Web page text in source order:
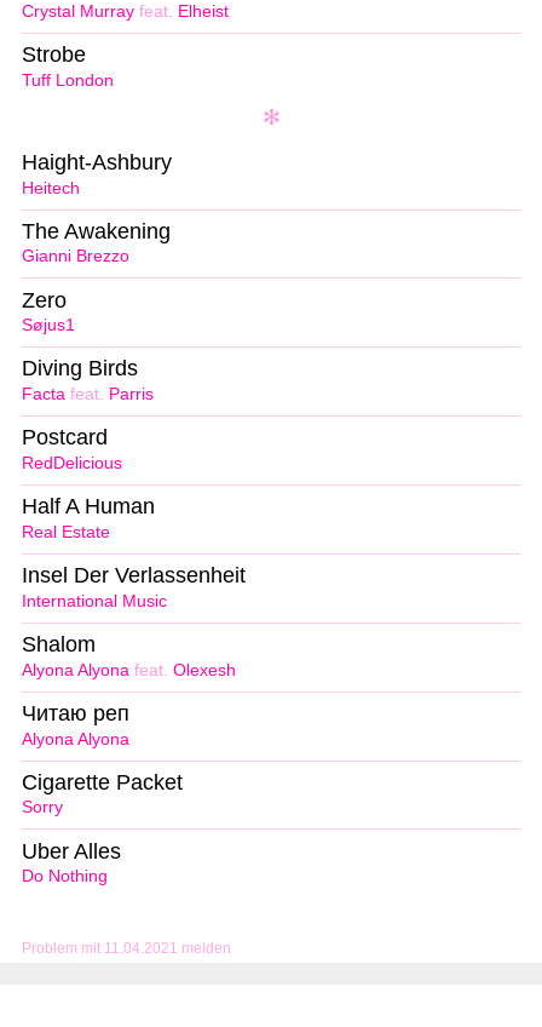
Problem mit 11.04.2021 melden
Crystal Murray feat. Elheist
Tuff London
Strobe
Heitech
Haight-Ashbury
Gianni Brezzo
The Awakening
Søjus1
Zero
Facta feat. Parris
Diving Birds
RedDelicious
Postcard
Real Estate
Half A Human
International Music
Insel Der Verlassenheit
Alyona Alyona feat. Olexesh
Shalom
Alyona Alyona
Читаю реп
Sorry
Cigarette Packet
Do Nothing
Uber Alles